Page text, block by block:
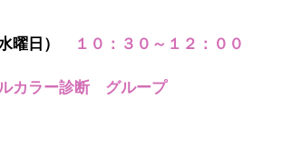
曜日） １０：３０～１２：００
ラー診断 グループ